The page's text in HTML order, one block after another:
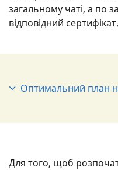
загальному чаті, а по
відповідний сертифікат.
Оптимальний план
працюють фінанси
Інвестування в
Для того, щоб